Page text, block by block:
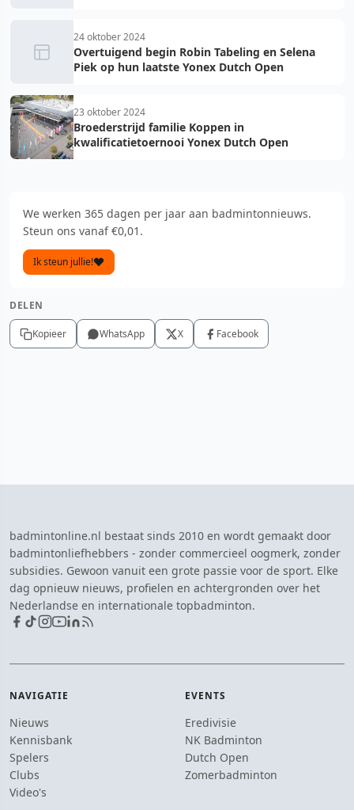
24 oktober 2024
Overtuigend begin Robin Tabeling en Selena
Piek op hun laatste Yonex Dutch Open
23 oktober 2024
Broederstrijd familie Koppen in
kwalificatietoernooi Yonex Dutch Open
We werken 365 dagen per jaar aan badmintonnieuws.
Steun ons vanaf €0,01.
Ik steun jullie!
DELEN
Kopieer WhatsApp X Facebook
badmintonline.nl bestaat sinds 2010 en wordt gemaakt door
badmintonliefhebbers - zonder commercieel oogmerk, zonder
subsidies. Gewoon vanuit een grote passie voor de sport. Elke
dag opnieuw nieuws, profielen en achtergronden over het
Nederlandse en internationale topbadminton.
NAVIGATIE
Nieuws
Kennisbank
Spelers
Clubs
Video's
EVENTS
Eredivisie
NK Badminton
Dutch Open
Zomerbadminton